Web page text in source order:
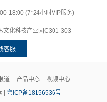
18:00 (7*24小时VIP服务)
文化科技产业园C301-303
客服
道 产品中心
视频中心
|粤ICP备18156536号